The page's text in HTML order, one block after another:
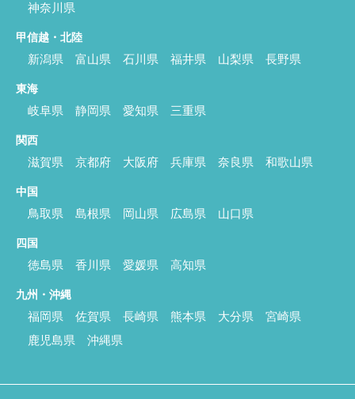
神奈川県
甲信越・北陸
新潟県 富山県 石川県 福井県 山梨県 長野県
東海
岐阜県 静岡県 愛知県 三重県
関西
滋賀県 京都府 大阪府 兵庫県 奈良県 和歌山県
中国
鳥取県 島根県 岡山県 広島県 山口県
四国
徳島県 香川県 愛媛県 高知県
九州・沖縄
福岡県 佐賀県 長崎県 熊本県 大分県
宮崎県
鹿児島県
沖縄県